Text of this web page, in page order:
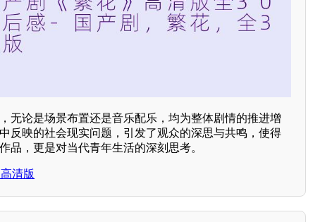
无论是场景布置还是音乐配乐，均为整体剧情的推进增
反映的社会现实问题，引发了观众的深思与共鸣，使得
品，更是对当代青年生活的深刻思考。
清版